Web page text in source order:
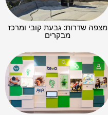
מצפה שדרות: גבעת קובי ומרכז
מבקרים